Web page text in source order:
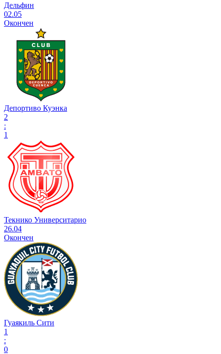
Дельфин
02.05
Окончен
Депортиво Куэнка
2
:
1
Текнико Университарио
26.04
Окончен
Гуаякиль Сити
1
:
0